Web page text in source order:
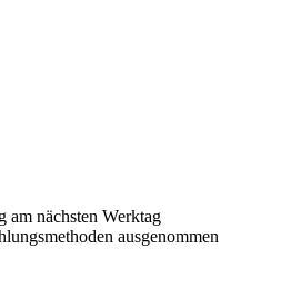
nächsten Werktag
ausgenommen